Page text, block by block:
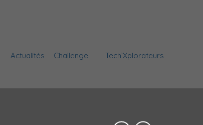
Actualités Challenge Tech’Xplorateurs